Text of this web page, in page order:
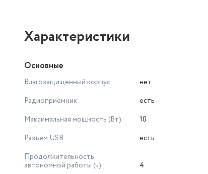
Количество полос AC
2
52 мм
Подключение
Bluetooth
Версия Bluetooth
Разъемы и интерфейсы
AUX 3.5мм., TF-карта, USB 2.0
Разъем для зарядки
Характеристики
Основные
Влагозащищенный корпус
нет
Радиоприемник
есть
Максимальная мощность (Вт)
10
Разъем USB
есть
Продолжительность
автономной работы (ч)
4